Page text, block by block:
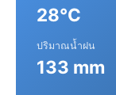
28°C
ปริมาณน้ำฝน
133 mm